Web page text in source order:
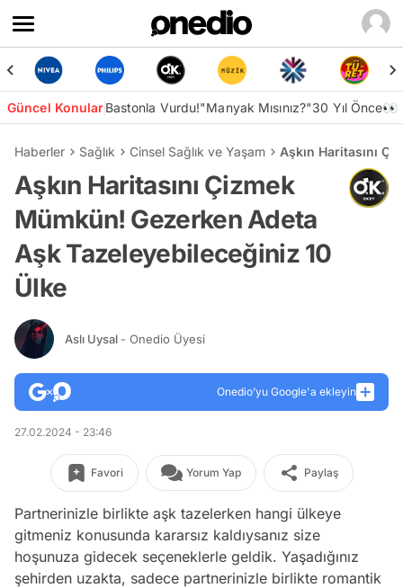
Güncel KonularBastonla Vurdu!"Manyak Mısınız?"30 Yıl Önce👀
Haberler Sağlık Cinsel Sağlık ve Yaşam Aşkın Haritasını
Aşkın Haritasını Çizmek
Mümkün! Gezerken Adeta
Aşk Tazeleyebileceğiniz 10
Ülke
Aslı Uysal - Onedio Üyesi
Onedio’yu Google'a ekleyin
27.02.2024 - 23:46
Favori Yorum Yap Paylaş
Partnerinizle birlikte aşk tazelerken hangi ülkeye
gitmeniz konusunda kararsız kaldıysanız size
hoşunuza gidecek seçeneklerle geldik. Yaşadığınız
şehirden uzakta, sadece partnerinizle birlikte romantik